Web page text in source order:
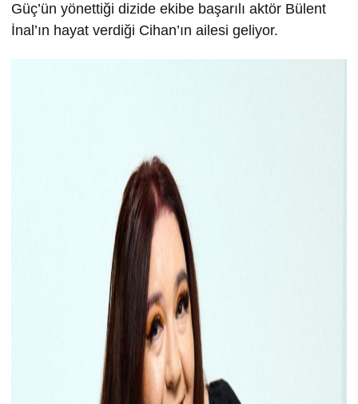
Güç’ün yönettiği dizide ekibe başarılı aktör Bülent
İnal’ın hayat verdiği Cihan’ın ailesi geliyor.